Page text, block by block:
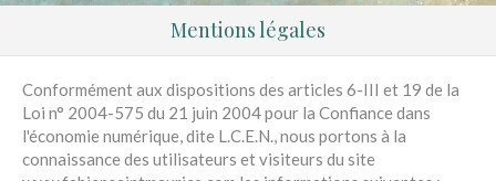
Mentions légales
Conformément aux dispositions des articles 6-III et 19 de la
Loi n° 2004-575 du 21 juin 2004 pour la Confiance dans
l'économie numérique, dite L.C.E.N., nous portons à la
connaissance des utilisateurs et visiteurs du site